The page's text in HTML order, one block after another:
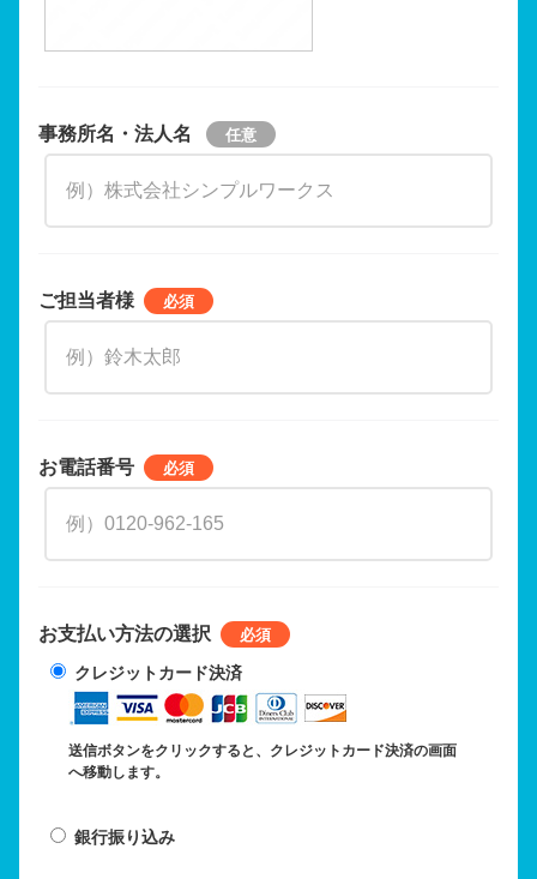
事務所名・法人名
ご担当者様
お電話番号
お支払い方法の選択
クレジットカード決済
送信ボタンをクリックすると、クレジットカード決済の画面
へ移動します。
銀行振り込み